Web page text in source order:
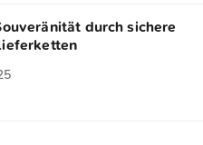
durch sichere